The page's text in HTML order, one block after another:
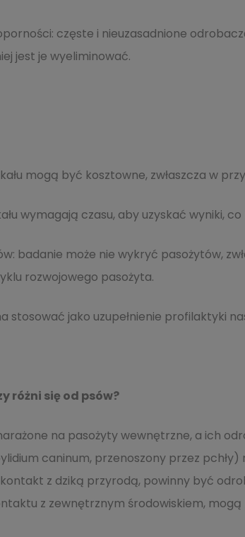
częste i nieuzasadnione
jest je wyeliminować.
mogą być kosztowne, zwłaszcza w
wymagają czasu, aby uzyskać wyniki,
badanie może nie wykryć pasożytów,
rozwojowego pasożyta.
stosować jako uzupełnienie profilaktyki
różni się od psów?
na pasożyty wewnętrzne, a ich
caninum, przenoszony przez
z dziką przyrodą, powinny być
z zewnętrznym środowiskiem,